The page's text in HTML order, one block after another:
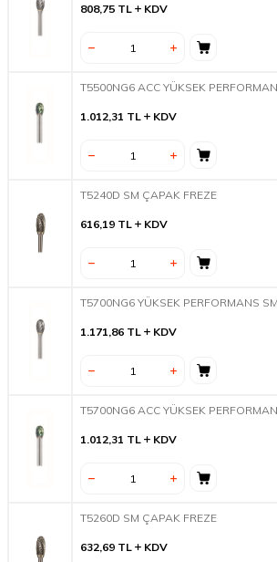
808,75 TL KDV
T5500NG6 ACC YÜKSEK
1.012,31 TL KDV
T5240D SM ÇAPAK FREZE
616,19 TL KDV
T5700NG6 YÜKSEK PERFORMANS
1.171,86 TL KDV
T5700NG6 ACC YÜKSEK
1.012,31 TL KDV
T5260D SM ÇAPAK FREZE
632,69 TL KDV